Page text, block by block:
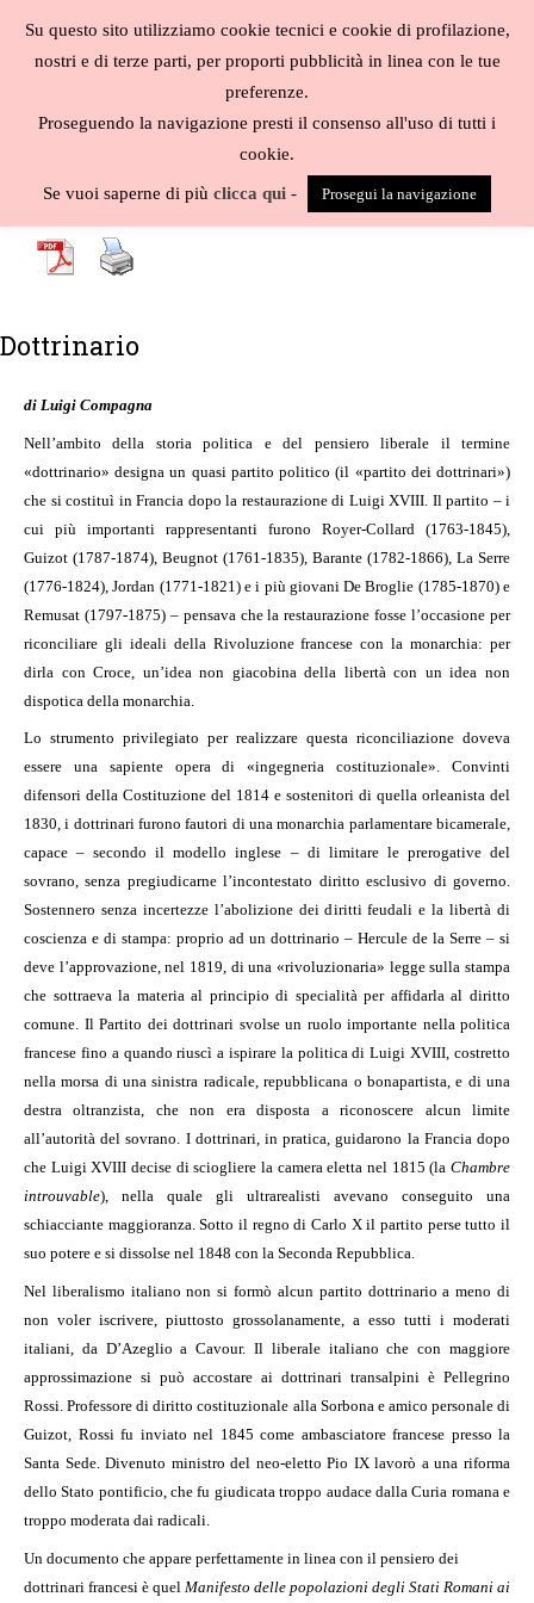
contenuto
- - -G -H -I K L-M-N-O-P-Q-R-S
- W -Y-Z-
Dottrinario
di Luigi Compagna
Nell’ambito della storia politica e del pensiero liberale il termine
«dottrinario» designa un quasi partito politico (il «partito dei dottrinari»)
che si costituì in Francia dopo la restaurazione di Luigi XVIII. Il partito – i
cui più importanti rappresentanti furono Royer-Collard (1763-1845),
Guizot (1787-1874), Beugnot (1761-1835), Barante (1782-1866), La Serre
(1776-1824), Jordan (1771-1821) e i più giovani De Broglie (1785-1870) e
Remusat (1797-1875) – pensava che la restaurazione fosse l’occasione per
riconciliare gli ideali della Rivoluzione francese con la monarchia: per
dirla con Croce, un’idea non giacobina della libertà con un idea non
dispotica della monarchia.
Lo strumento privilegiato per realizzare questa riconciliazione doveva
essere una sapiente opera di «ingegneria costituzionale». Convinti
difensori della Costituzione del 1814 e sostenitori di quella orleanista del
1830, i dottrinari furono fautori di una monarchia parlamentare bicamerale,
capace – secondo il modello inglese – di limitare le prerogative del
sovrano, senza pregiudicarne l’incontestato diritto esclusivo di governo.
Sostennero senza incertezze l’abolizione dei diritti feudali e la libertà di
coscienza e di stampa: proprio ad un dottrinario – Hercule de la Serre – si
deve l’approvazione, nel 1819, di una «rivoluzionaria» legge sulla stampa
che sottraeva la materia al principio di specialità per affidarla al diritto
comune. Il Partito dei dottrinari svolse un ruolo importante nella politica
francese fino a quando riuscì a ispirare la politica di Luigi XVIII, costretto
nella morsa di una sinistra radicale, repubblicana o bonapartista, e di una
destra oltranzista, che non era disposta a riconoscere alcun limite
all’autorità del sovrano. I dottrinari, in pratica, guidarono la Francia dopo
che Luigi XVIII decise di sciogliere la camera eletta nel 1815 (la Chambre
introuvable), nella quale gli ultrarealisti avevano conseguito una
schiacciante maggioranza. Sotto il regno di Carlo X il partito perse tutto il
suo potere e si dissolse nel 1848 con la Seconda Repubblica.
Nel liberalismo italiano non si formò alcun partito dottrinario a meno di
non voler iscrivere, piuttosto grossolanamente, a esso tutti i moderati
italiani, da D’Azeglio a Cavour. Il liberale italiano che con maggiore
approssimazione si può accostare ai dottrinari transalpini è Pellegrino
Rossi. Professore di diritto costituzionale alla Sorbona e amico personale di
Guizot, Rossi fu inviato nel 1845 come ambasciatore francese presso la
Santa Sede. Divenuto ministro del neo-eletto Pio IX lavorò a una riforma
dello Stato pontificio, che fu giudicata troppo audace dalla Curia romana e
troppo moderata dai radicali.
Un documento che appare perfettamente in linea con il pensiero dei
dottrinari francesi è quel Manifesto delle popolazioni degli Stati Romani ai
Su questo sito utilizziamo cookie tecnici e cookie di profilazione,
nostri e di terze parti, per proporti pubblicità in linea con le tue
preferenze.
Proseguendo la navigazione presti il consenso all'uso di tutti i
cookie.
Se vuoi saperne di più clicca qui - Prosegui la navigazione